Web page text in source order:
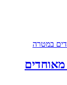
מאוחדים